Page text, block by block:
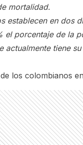
mortalidad.
establecen en dos
el porcentaje de la
actualmente tiene
los colombianos